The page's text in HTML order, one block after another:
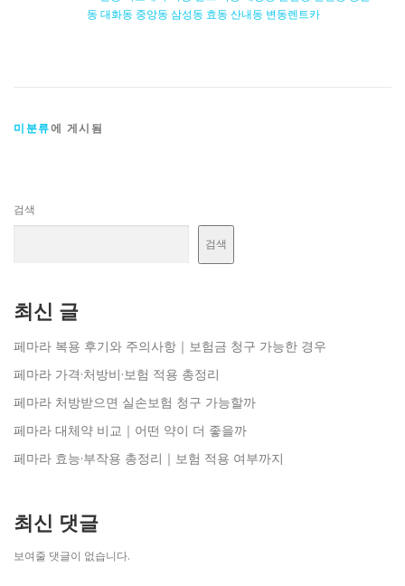
동 대화동 중앙동 삼성동 효동 산내동 변동렌트카
미분류에 게시됨
검색
검색
최신 글
페마라 복용 후기와 주의사항｜보험금 청구 가능한 경우
페마라 가격·처방비·보험 적용 총정리
페마라 처방받으면 실손보험 청구 가능할까
페마라 대체약 비교｜어떤 약이 더 좋을까
페마라 효능·부작용 총정리｜보험 적용 여부까지
최신 댓글
보여줄 댓글이 없습니다.